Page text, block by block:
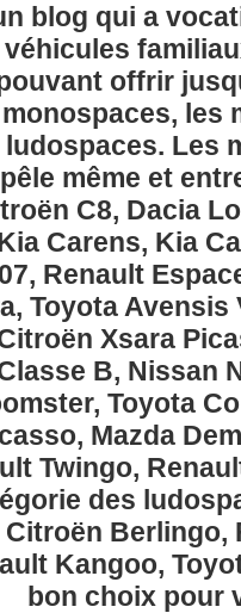
blog qui a
offrir
les
ludospaces. Les
même et
C8, Dacia
Carens, Kia
Renault
Toyota
Xsara
B, Nissan
Toyota
Mazda
Twingo,
des
Berlingo,
Kangoo,
bon choix pour